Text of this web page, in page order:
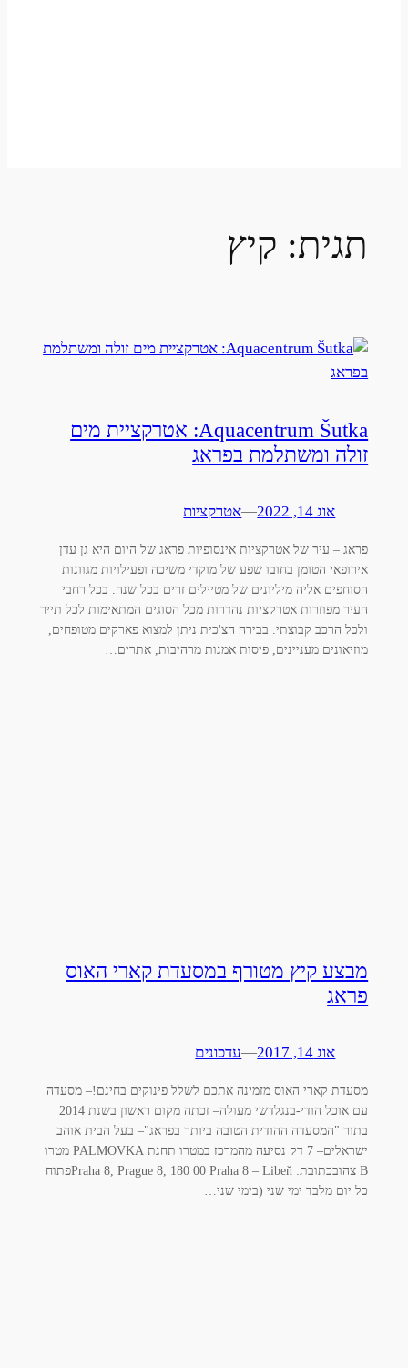
תגית: קיץ
Aquacentrum Šutka: אטרקציית מים
זולה ומשתלמת בפראג
אוג 14, 2022 —אטרקציות
פראג – עיר של אטרקציות אינסופיות פראג של היום היא גן עדן
אירופאי הטומן בחובו שפע של מוקדי משיכה ופעילויות מגוונות
הסוחפים אליה מיליונים של מטיילים זרים בכל שנה. בכל רחבי
העיר מפוזרות אטרקציות נהדרות מכל הסוגים המתאימות לכל תייר
ולכל הרכב קבוצתי. בבירה הצ'כית ניתן למצוא פארקים מטופחים,
מוזיאונים מעניינים, פיסות אמנות מרהיבות, אתרים…
מבצע קיץ מטורף במסעדת קארי האוס
פראג
אוג 14, 2017 —עדכונים‎
מסעדת קארי האוס מזמינה אתכם לשלל פינוקים בחינם!– מסעדה
עם אוכל הודי-בנגלדשי מעולה– זכתה מקום ראשון בשנת 2014
בתור "המסעדה ההודית הטובה ביותר בפראג"– בעל הבית אוהב
ישראלים– 7 דק נסיעה מהמרכז במטרו תחנת PALMOVKA מטרו
B צהובכתובת: Praha 8, Prague 8, 180 00 Praha 8 – Libeňפתוח
כל יום מלבד ימי שני (בימי שני…